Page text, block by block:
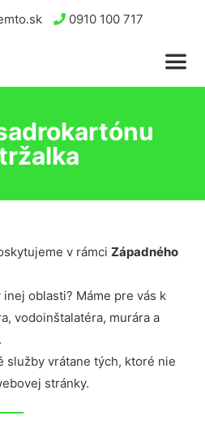
0910 100 717
v rámci Západného
oblasti? Máme pre vás k
vodoinštalatéra, murára a
služby vrátane tých, ktoré nie
stránky.